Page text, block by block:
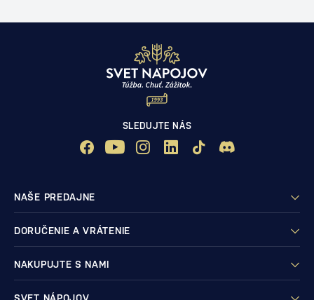
SLEDUJTE NÁS
NAŠE PREDAJNE
DORUČENIE A VRÁTENIE
NAKUPUJTE S NAMI